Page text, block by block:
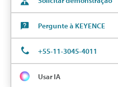
Pergunte à KEYENCE
+55-11-3045-4011
Usar IA